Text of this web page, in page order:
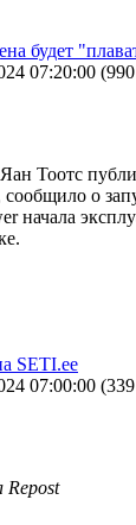
будет
07:20:00 (
Тоотс
о
начала
SETI.ee
07:00:00 (339